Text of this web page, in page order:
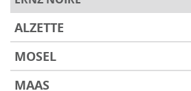
ALZETTE
MOSEL
MAAS